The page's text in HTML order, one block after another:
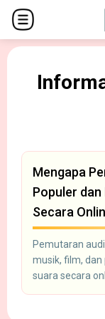
Mengapa
Populer dan
Secara
Pemutaran
musik, film,
suara secara